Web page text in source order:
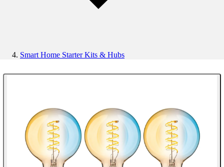
Smart Home Starter Kits & Hubs